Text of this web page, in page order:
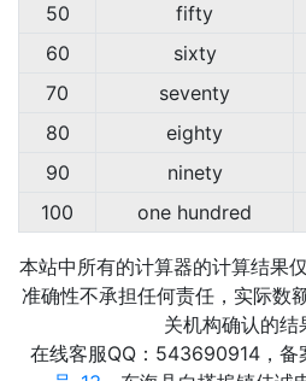
50
fifty
60
sixty
70
seventy
80
eighty
90
ninety
100
one hundred
本站中所有的计算器的计算结果
准确性不承担任何责任，实际数
关机构确认的结
在线客服QQ：543690914，备